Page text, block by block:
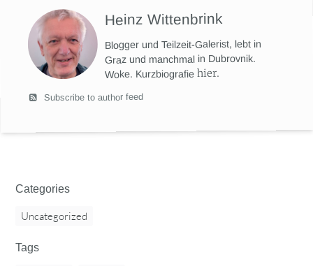
Heinz Wittenbrink
Blogger und Teilzeit-Galerist, lebt in
Graz und manchmal in Dubrovnik.
Woke. Kurzbiografiehier.
Subscribe to author feed
Categories
Uncategorized
Tags